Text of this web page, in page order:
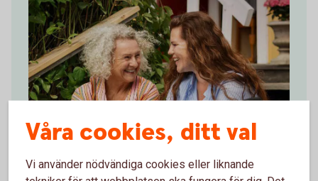
Våra cookies, ditt val
Vi använder nödvändiga cookies eller liknande